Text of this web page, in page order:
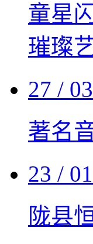
童星
璀璨
27 /
著名
23 /
陇县